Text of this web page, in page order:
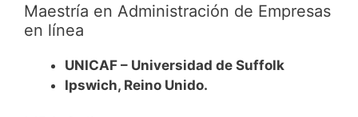
Maestría en Administración de Empresas
en línea
UNICAF – Universidad de Suffolk
Ipswich, Reino Unido.